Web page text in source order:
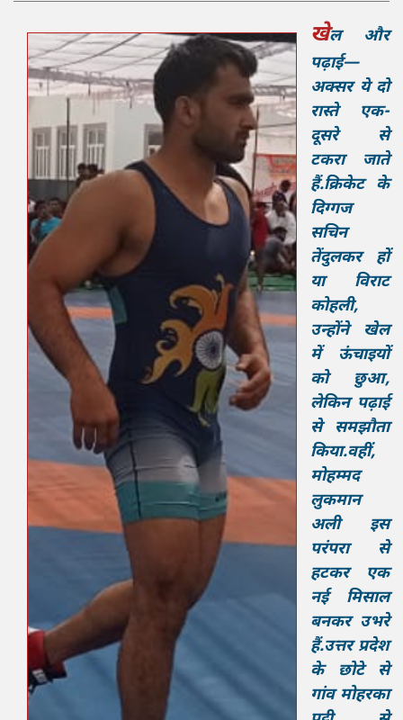
खेल और
पढ़ाई—
अक्सर ये दो
रास्ते एक-
दूसरे से
टकरा जाते
हैं.क्रिकेट के
दिग्गज
सचिन
तेंदुलकर हों
या विराट
कोहली,
उन्होंने खेल
में ऊंचाइयों
को छुआ,
लेकिन पढ़ाई
से समझौता
किया.वहीं,
मोहम्मद
लुकमान
अली इस
परंपरा से
हटकर एक
नई मिसाल
बनकर उभरे
हैं.उत्तर प्रदेश
के छोटे से
गांव मोहरका